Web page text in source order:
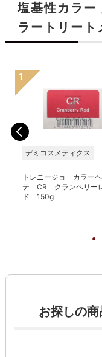
塩基性カラ
ラートリー
デミコスメティクス
トレニージョ カラー
テ CR クランベリー
ド 150g
お探しの